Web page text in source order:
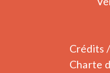
Crédits
Charte